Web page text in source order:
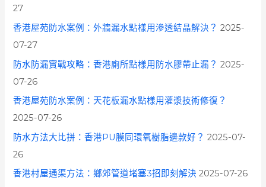
27
香港屋苑防水案例：外牆漏水點樣用滲透結晶解決？ 2025-
07-27
防水防漏實戰攻略：香港廁所點樣用防水膠帶止漏？ 2025-
07-26
香港屋苑防水案例：天花板漏水點樣用灌漿技術修復？
2025-07-26
防水方法大比拼：香港PU膜同環氧樹脂邊款好？ 2025-07-
26
香港村屋通渠方法：鄉郊管道堵塞3招即刻解決 2025-07-26